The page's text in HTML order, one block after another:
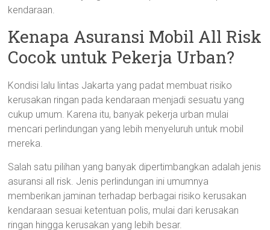
kendaraan.
Kenapa Asuransi Mobil All Risk
Cocok untuk Pekerja Urban?
Kondisi lalu lintas Jakarta yang padat membuat risiko
kerusakan ringan pada kendaraan menjadi sesuatu yang
cukup umum. Karena itu, banyak pekerja urban mulai
mencari perlindungan yang lebih menyeluruh untuk mobil
mereka.
Salah satu pilihan yang banyak dipertimbangkan adalah jenis
asuransi all risk. Jenis perlindungan ini umumnya
memberikan jaminan terhadap berbagai risiko kerusakan
kendaraan sesuai ketentuan polis, mulai dari kerusakan
ringan hingga kerusakan yang lebih besar.